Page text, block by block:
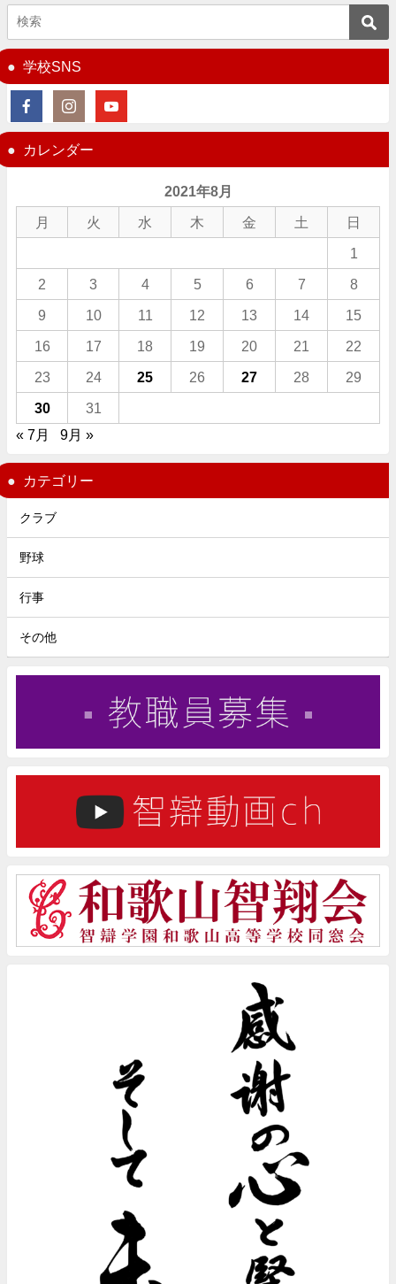
学校SNS
カレンダー
2021年8月
月 火 水 木 金 土 日
1
2 3 4 5 6 7 8
9 10 11 12 13 14 15
16 17 18 19 20 21 22
23 24 25 26 27 28 29
30
31
« 7月
9月 »
カテゴリー
クラブ
野球
行事
その他